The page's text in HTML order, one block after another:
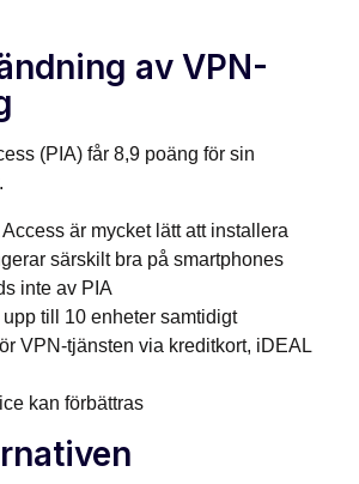
av VPN-
(PIA) får 8,9 poäng för sin
är mycket lätt att installera
särskilt bra på smartphones
inte av PIA
till 10 enheter samtidigt
VPN-tjänsten via kreditkort, iDEAL
kan förbättras